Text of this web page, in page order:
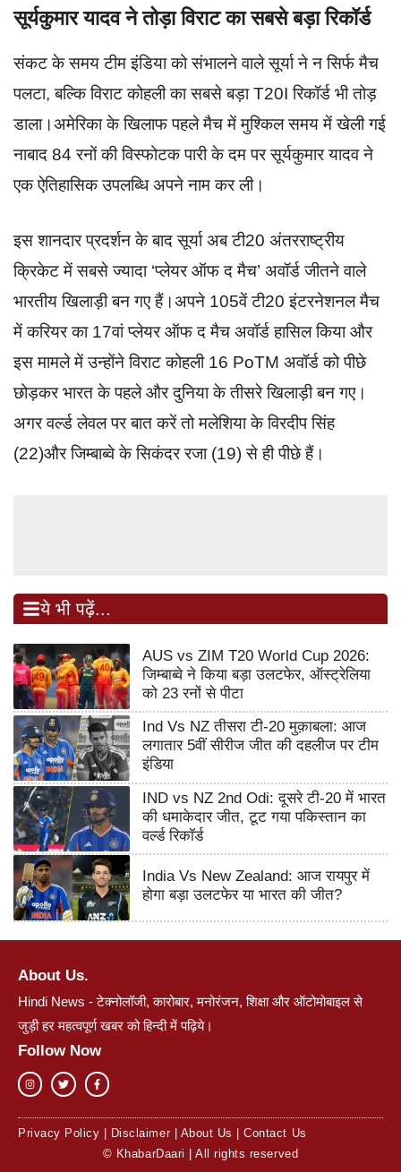
सूर्यकुमार यादव ने तोड़ा विराट का सबसे बड़ा रिकॉर्ड
संकट के समय टीम इंडिया को संभालने वाले सूर्या ने न सिर्फ मैच
पलटा, बल्कि विराट कोहली का सबसे बड़ा T20I रिकॉर्ड भी तोड़
डाला।अमेरिका के खिलाफ पहले मैच में मुश्किल समय में खेली गई
नाबाद 84 रनों की विस्फोटक पारी के दम पर सूर्यकुमार यादव ने
एक ऐतिहासिक उपलब्धि अपने नाम कर ली।
इस शानदार प्रदर्शन के बाद सूर्या अब टी20 अंतरराष्ट्रीय
क्रिकेट में सबसे ज्यादा ‘प्लेयर ऑफ द मैच’ अवॉर्ड जीतने वाले
भारतीय खिलाड़ी बन गए हैं।अपने 105वें टी20 इंटरनेशनल मैच
में करियर का 17वां प्लेयर ऑफ द मैच अवॉर्ड हासिल किया और
इस मामले में उन्होंने विराट कोहली 16 PoTM अवॉर्ड को पीछे
छोड़कर भारत के पहले और दुनिया के तीसरे खिलाड़ी बन गए।
अगर वर्ल्ड लेवल पर बात करें तो मलेशिया के विरदीप सिंह
(22)और जिम्बाब्वे के सिकंदर रजा (19) से ही पीछे हैं।
ये भी पढ़ें...
AUS vs ZIM T20 World Cup 2026:
जिम्बाब्वे ने किया बड़ा उलटफेर, ऑस्ट्रेलिया
को 23 रनों से पीटा
Ind Vs NZ तीसरा टी-20 मुक़ाबला: आज
लगातार 5वीं सीरीज जीत की दहलीज पर टीम
इंडिया
IND vs NZ 2nd Odi: दूसरे टी-20 में भारत
की धमाकेदार जीत, टूट गया पकिस्तान का
वर्ल्ड रिकॉर्ड
India Vs New Zealand: आज रायपुर में
होगा बड़ा उलटफेर या भारत की जीत?
About Us.
Hindi News - टेक्नोलॉजी, कारोबार, मनोरंजन, शिक्षा और ऑटोमोबाइल से
जुड़ी हर महत्वपूर्ण खबर को हिन्दी में पढ़िये।
Follow Now
© KhabarDaari | All rights reserved
Privacy Policy | Disclaimer| About Us |Contact Us